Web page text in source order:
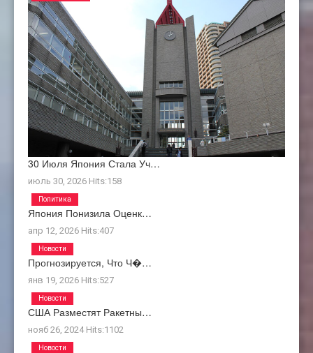
30 Июля Япония Стала Уч…
июль 30, 2026 Hits:158
Япония Понизила Оценк…
апр 12, 2026 Hits:407
Политика
Прогнозируется, Что Ч�…
янв 19, 2026 Hits:527
Новости
США Разместят Ракетны…
нояб 26, 2024 Hits:1102
Новости
Новости